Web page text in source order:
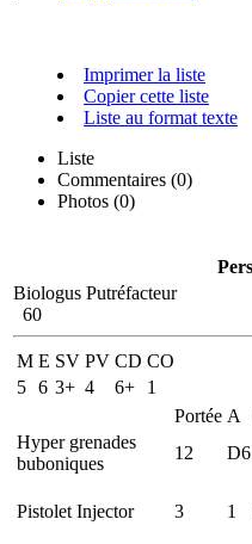
Imprimer la liste
Copier cette liste
Liste au format texte
Liste
Commentaires (0)
Photos (0)
Biologus Putréfacteur
60
M E SV PV CD CO
5 6 3+ 4 6+
1
Portée A
Hyper grenades
buboniques
12 D6
Pistolet Injector 3 1